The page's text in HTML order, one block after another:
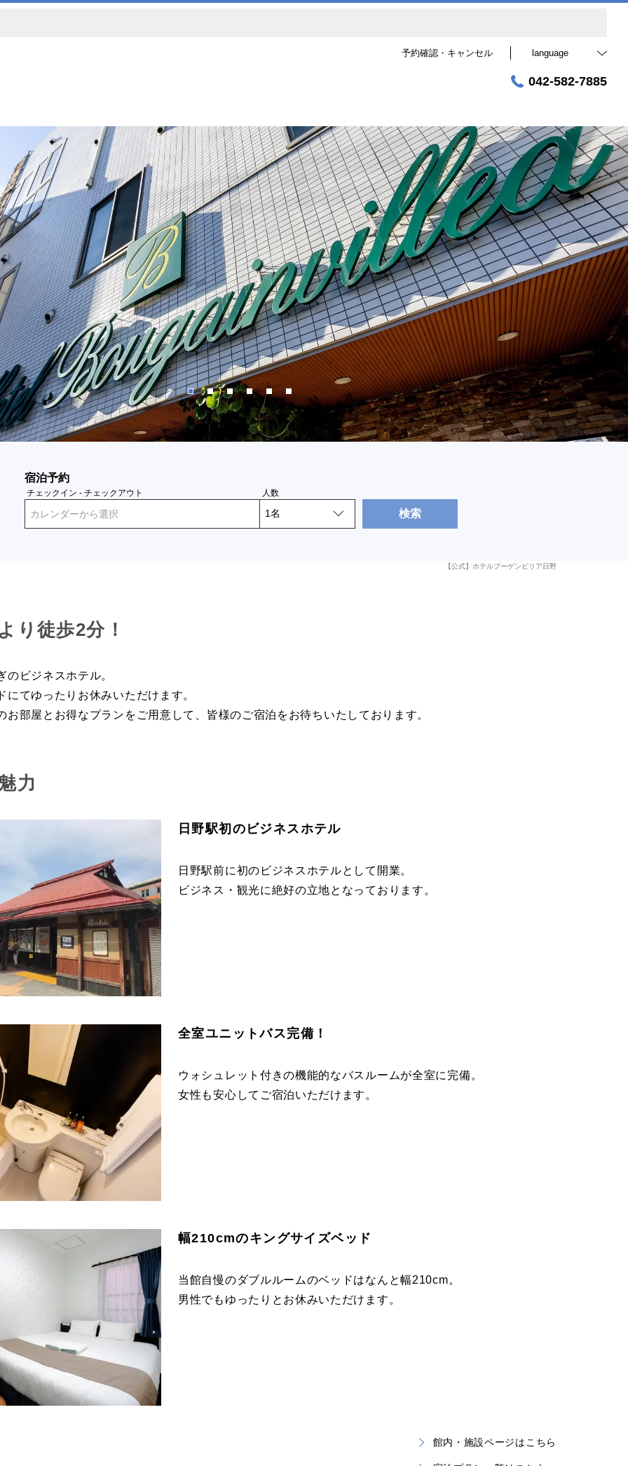
予約確認・キャンセル language
042-582-7885
宿泊予約
チェックイン - チェックアウト
カレンダーから選択
人数
検索
【公式】ホテルブーゲンビリア日野
り徒歩2分！
のビジネスホテル。
にてゆったりお休みいただけます。
お部屋とお得なプランをご用意して、皆様のご宿泊をお待ちいたしております。
力
日野駅初のビジネスホテル
日野駅前に初のビジネスホテルとして開業。
ビジネス・観光に絶好の立地となっております。
全室ユニットバス完備！
ウォシュレット付きの機能的なバスルームが全室に完備。
女性も安心してご宿泊いただけます。
幅210cmのキングサイズベッド
当館自慢のダブルルームのベッドはなんと幅210cm。
男性でもゆったりとお休みいただけます。
館内・施設ページはこちら